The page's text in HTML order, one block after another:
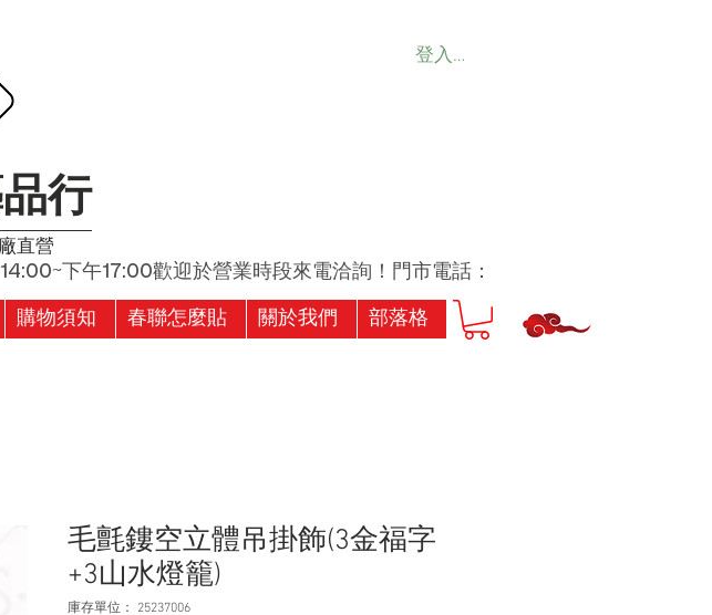
行
登入會員
直營
下午17:00歡迎於營業時段來電洽詢！門市電話：07-7239256或07-
購物須知 春聯怎麼貼 關於我們 部落格
毛氈鏤空立體吊掛飾(3金福字
+3山水燈籠)
庫存單位： 25237006